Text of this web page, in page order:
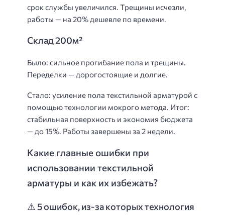
срок службы увеличился. Трещины исчезли,
работы — на 20% дешевле по времени.
Склад 200м²
Было: сильное прогибание пола и трещины.
Переделки — дорогостоящие и долгие.
Стало: усиление пола текстильной арматурой с
помощью технологии мокрого метода. Итог:
стабильная поверхность и экономия бюджета
— до 15%. Работы завершены за 2 недели.
Какие главные ошибки при
использовании текстильной
арматуры и как их избежать?
⚠️ 5 ошибок, из-за которых технология